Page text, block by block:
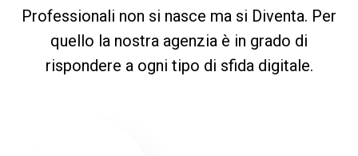
Professionali non si nasce ma si Diventa. Per
quello la nostra agenzia è in grado di
rispondere a ogni tipo di sfida digitale.